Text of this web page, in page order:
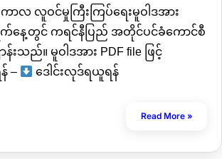
ာလ လူဝင်မှုကြီးကြပ်ရေးမူဝါဒအား
နေ့တွင် ကရင်နီပြည် အတိုင်ပင်ခံကောင်စီ
သည်။ မူဝါဒအား PDF file ဖြင့်
–
ဒေါင်းလုဒ်ရယူရန်
Read More »